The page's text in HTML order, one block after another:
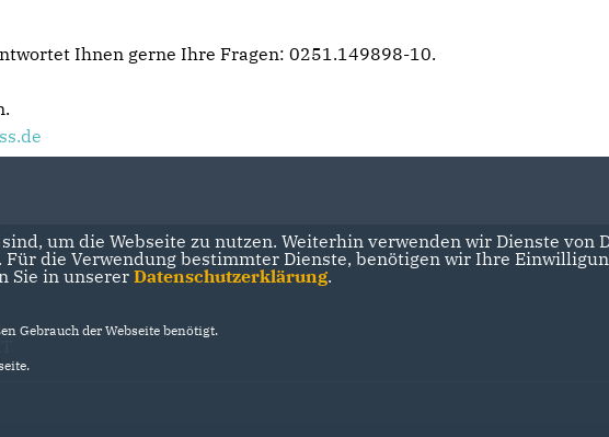
Ihnen gerne Ihre Fragen: 0251.149898-10.
um die Webseite zu nutzen. Weiterhin verwenden wir Dienste
Für die Verwendung bestimmter Dienste, benötigen wir Ihre
Sie in unserer Datenschutzerklärung.
Gebrauch der Webseite benötigt.